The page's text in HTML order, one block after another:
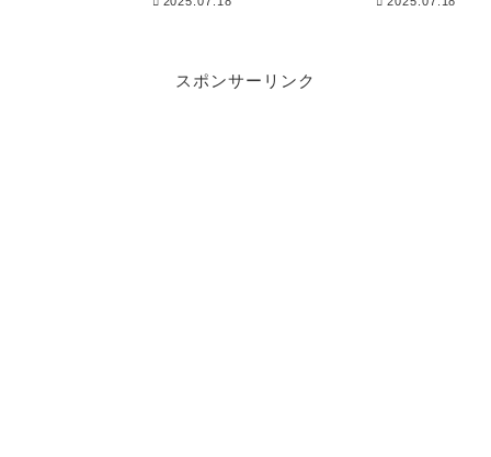
スポンサーリンク